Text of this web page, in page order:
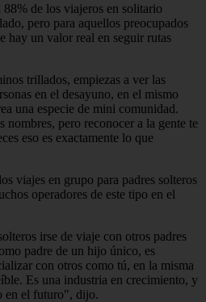
de los viajeros en solitario
pero para aquellos preocupados
hay un valor real en seguir rutas
trillados, empiezas a ver las
en el desayuno, en el mismo
una especie de mini comunidad.
nombres, pero reconocer a la gente te
eso es exactamente lo que
viajes en grupo para padres solteros
operadores de este tipo en el
irse de viaje con otros padres
padre de un hijo único, es
con otros como tú, en la misma
Es una industria en crecimiento, y
en el futuro", dijo.